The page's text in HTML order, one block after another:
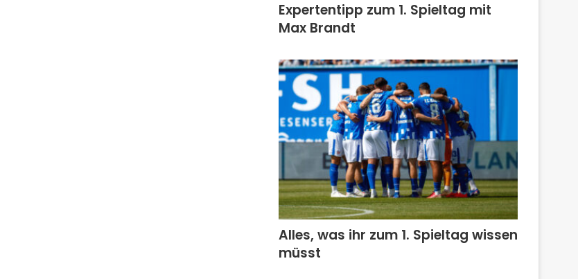
Expertentipp zum 1. Spieltag mit
Max Brandt
Alles, was ihr zum 1. Spieltag wissen
müsst